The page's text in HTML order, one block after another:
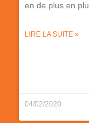
en de plus en
LIRE LA SUITE »
04/02/2020